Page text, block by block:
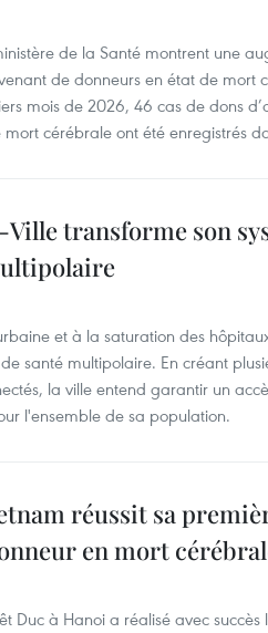
de la Santé montrent une
de donneurs en état de mort
mois de 2026, 46 cas de dons
cérébrale ont été enregistrés
transforme son
et à la saturation des
santé multipolaire. En créant
la ville entend garantir un
l'ensemble de sa population.
réussit sa
en mort
Duc à Hanoi a réalisé avec